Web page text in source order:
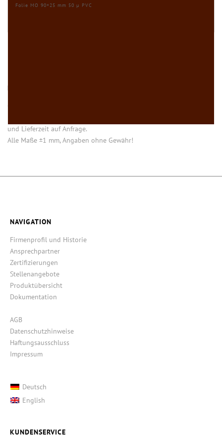
Folie MO 90×25 mm 50 µ PVC
HINWEISE
und Lieferzeit auf Anfrage.
Alle Maße ±1 mm, Angaben ohne Gewähr!
NAVIGATION
Firmenprofil und Historie
Ansprechpartner
Zertifizierungen
Stellenangebote
Produktübersicht
Dokumentation
AGB
Datenschutzhinweise
Haftungsausschluss
Impressum
Deutsch
English
KUNDENSERVICE